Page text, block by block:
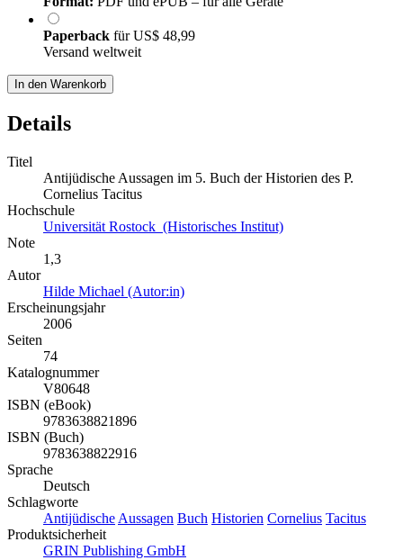
Paperback fürUS$ 48,99
Versand weltweit
In den Warenkorb
Details
Titel
Antijüdische Aussagen im 5. Buch der Historien des P.
Cornelius Tacitus
Hochschule
Universität Rostock (Historisches Institut)
Note
1,3
Autor
Hilde Michael (Autor:in)
Erscheinungsjahr
2006
Seiten
74
Katalognummer
V80648
ISBN (eBook)
9783638821896
ISBN (Buch)
9783638822916
Sprache
Deutsch
Schlagworte
Antijüdische Aussagen Buch Historien Cornelius Tacitus
Produktsicherheit
GRIN Publishing GmbH